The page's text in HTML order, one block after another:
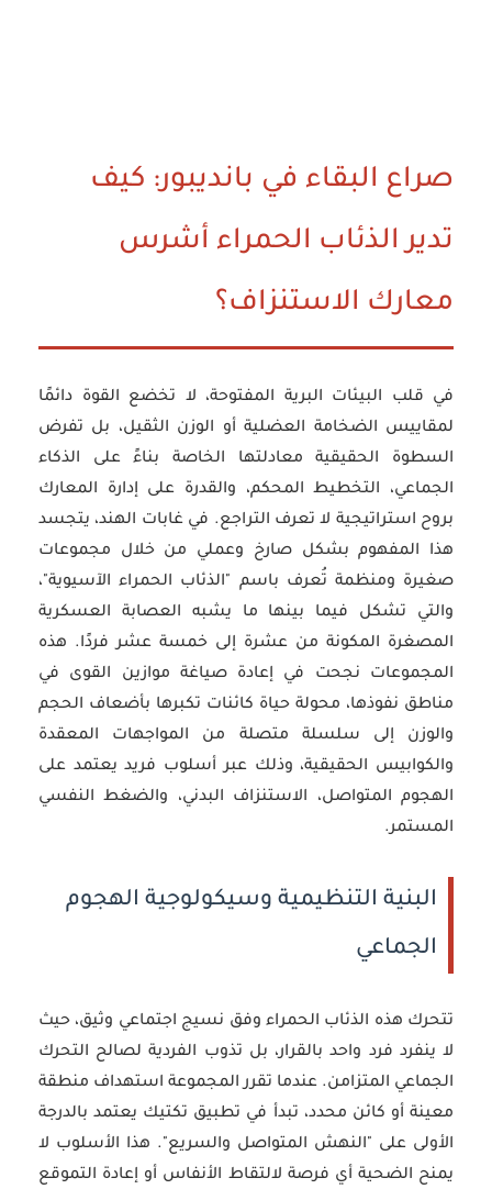
صراع البقاء في بانديبور: كيف
تدير الذئاب الحمراء أشرس
معارك الاستنزاف؟
في قلب البيئات البرية المفتوحة، لا تخضع القوة دائمًا
لمقاييس الضخامة العضلية أو الوزن الثقيل، بل تفرض
السطوة الحقيقية معادلتها الخاصة بناءً على الذكاء
الجماعي، التخطيط المحكم، والقدرة على إدارة المعارك
بروح استراتيجية لا تعرف التراجع. في غابات الهند، يتجسد
هذا المفهوم بشكل صارخ وعملي من خلال مجموعات
صغيرة ومنظمة تُعرف باسم "الذئاب الحمراء الآسيوية"،
والتي تشكل فيما بينها ما يشبه العصابة العسكرية
المصغرة المكونة من عشرة إلى خمسة عشر فردًا. هذه
المجموعات نجحت في إعادة صياغة موازين القوى في
مناطق نفوذها، محولة حياة كائنات تكبرها بأضعاف الحجم
والوزن إلى سلسلة متصلة من المواجهات المعقدة
والكوابيس الحقيقية، وذلك عبر أسلوب فريد يعتمد على
الهجوم المتواصل، الاستنزاف البدني، والضغط النفسي
المستمر.
البنية التنظيمية وسيكولوجية الهجوم
الجماعي
تتحرك هذه الذئاب الحمراء وفق نسيج اجتماعي وثيق، حيث
لا ينفرد فرد واحد بالقرار، بل تذوب الفردية لصالح التحرك
الجماعي المتزامن. عندما تقرر المجموعة استهداف منطقة
معينة أو كائن محدد، تبدأ في تطبيق تكتيك يعتمد بالدرجة
الأولى على "النهش المتواصل والسريع". هذا الأسلوب لا
يمنح الضحية أي فرصة لالتقاط الأنفاس أو إعادة التموقع